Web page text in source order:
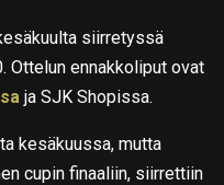
siirretyssä
Ottelun ennakkoliput ovat
ja SJK Shopissa.
kesäkuussa, mutta
cupin finaaliin, siirrettiin